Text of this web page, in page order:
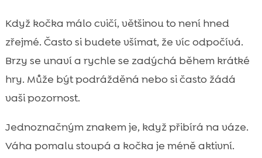
Když kočka málo cvičí, většinou to není hned
zřejmé. Často si budete všímat, že víc odpočívá.
Brzy se unaví a rychle se zadýchá během krátké
hry. Může být podrážděná nebo si často žádá
vaši pozornost.
Jednoznačným znakem je, když přibírá na váze.
Váha pomalu stoupá a kočka je méně aktivní.